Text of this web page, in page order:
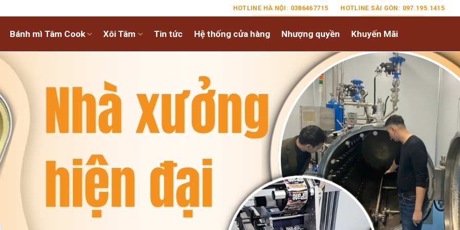
HOTLINE HÀ NỘI: 0386467715 HOTLINE SÀI GÒN: 097.195.1415
Bánh mì Tâm Cook Xôi Tâm Tin tức Hệ thống cửa hàng Nhượng quyền Khuyến Mãi